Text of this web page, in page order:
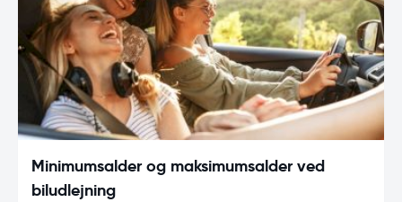
Minimumsalder og maksimumsalder ved
biludlejning